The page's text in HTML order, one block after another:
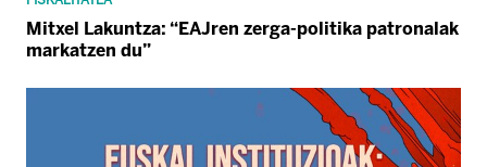
Mitxel Lakuntza: “EAJren zerga-politika patronalak
markatzen du”